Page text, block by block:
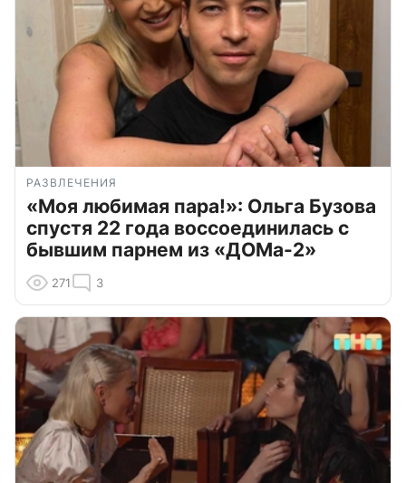
РАЗВЛЕЧЕНИЯ
«Моя любимая пара!»: Ольга Бузова
спустя 22 года воссоединилась с
бывшим парнем из «ДОМа-2»
271 3